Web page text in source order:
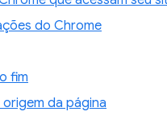
do Chrome
fim
da página